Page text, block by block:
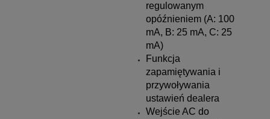
regulowanym
opóźnieniem (A: 100
mA, B: 25 mA, C: 25
mA)
Funkcja
zapamiętywania i
przywoływania
ustawień dealera
Wejście AC do